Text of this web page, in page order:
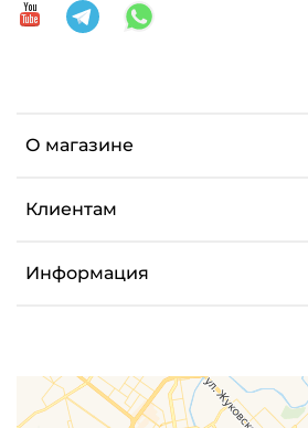
О магазине
Клиентам
Информация